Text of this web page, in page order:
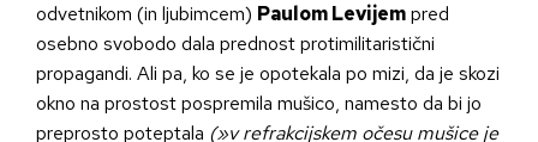
odvetnikom (in ljubimcem) Paulom Levijempred
osebno svobodo dala prednost protimilitaristični
propagandi. Ali pa, ko se je opotekala po mizi, da je skozi
okno na prostost pospremila mušico, namesto da bi jo
preprosto poteptala (»v refrakcijskem očesu mušice je